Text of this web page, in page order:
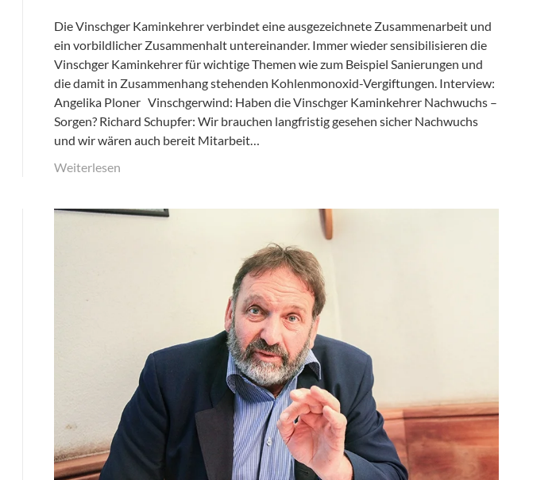
Die Vinschger Kaminkehrer verbindet eine ausgezeichnete Zusammenarbeit und
ein vorbildlicher Zusammenhalt untereinander. Immer wieder sensibilisieren die
Vinschger Kaminkehrer für wichtige Themen wie zum Beispiel Sanierungen und
die damit in Zusammenhang stehenden Kohlenmonoxid-Vergiftungen. Interview:
Angelika Ploner Vinschgerwind: Haben die Vinschger Kaminkehrer Nachwuchs –
Sorgen? Richard Schupfer: Wir brauchen langfristig gesehen sicher Nachwuchs
und wir wären auch bereit Mitarbeit…
Weiterlesen